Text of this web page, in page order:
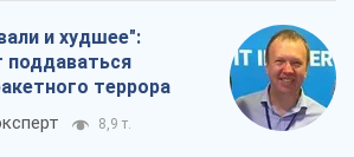
и худшее":
поддаваться
террора
8,9 т.